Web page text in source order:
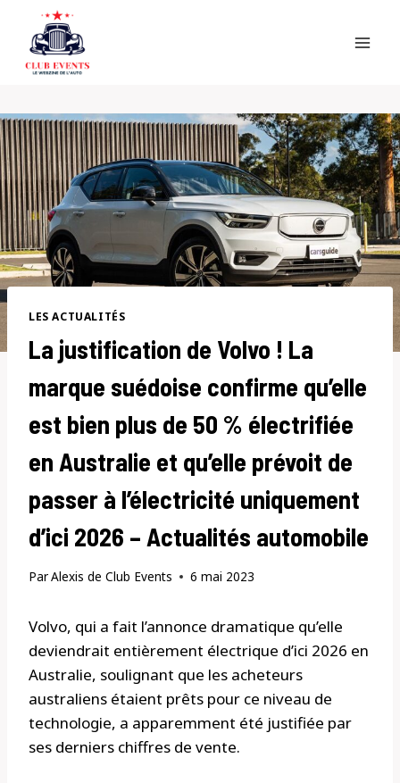
content
LES ACTUALITÉS
La justification de Volvo ! La
marque suédoise confirme qu’elle
est bien plus de 50 % électrifiée
en Australie et qu’elle prévoit de
passer à l’électricité uniquement
d’ici 2026 – Actualités automobile
ParAlexis de Club Events 6 mai 2023
Volvo, qui a fait l’annonce dramatique qu’elle
deviendrait entièrement électrique d’ici 2026 en
Australie, soulignant que les acheteurs
australiens étaient prêts pour ce niveau de
technologie, a apparemment été justifiée par
ses derniers chiffres de vente.